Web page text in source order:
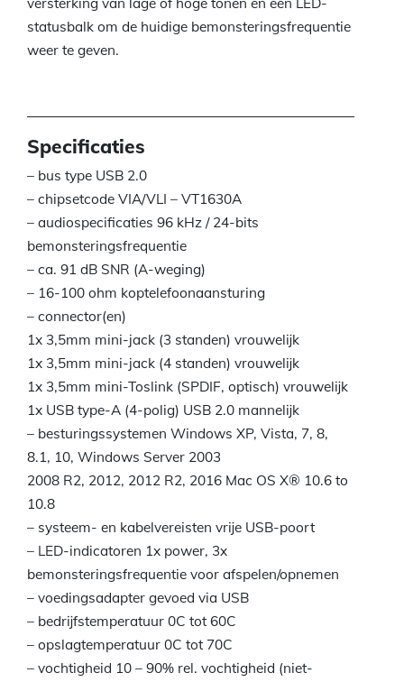
statusbalk om de huidige bemonsteringsfrequentie
weer te geven.
Specificaties
– bus type USB 2.0
– chipsetcode VIA/VLI – VT1630A
– audiospecificaties 96 kHz / 24-bits
bemonsteringsfrequentie
– ca. 91 dB SNR (A-weging)
– 16-100 ohm koptelefoonaansturing
– connector(en)
1x 3,5mm mini-jack (3 standen) vrouwelijk
1x 3,5mm mini-jack (4 standen) vrouwelijk
1x 3,5mm mini-Toslink (SPDIF, optisch) vrouwelijk
1x USB type-A (4-polig) USB 2.0 mannelijk
– besturingssystemen Windows XP, Vista, 7, 8,
8.1, 10, Windows Server 2003
2008 R2, 2012, 2012 R2, 2016 Mac OS X® 10.6 to
10.8
– systeem- en kabelvereisten vrije USB-poort
– LED-indicatoren 1x power, 3x
bemonsteringsfrequentie voor afspelen/opnemen
– voedingsadapter gevoed via USB
– bedrijfstemperatuur 0C tot 60C
– opslagtemperatuur 0C tot 70C
– vochtigheid 10 – 90% rel. vochtigheid (niet-